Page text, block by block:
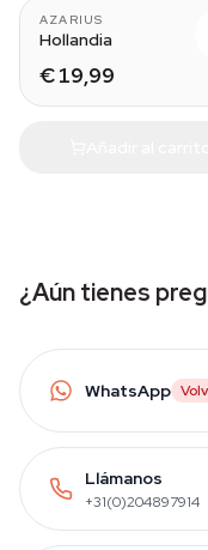
AZARIUS
Hollandia
€ 19,99
¿Aún tienes
WhatsApp
Llámanos
+31(0)204897914